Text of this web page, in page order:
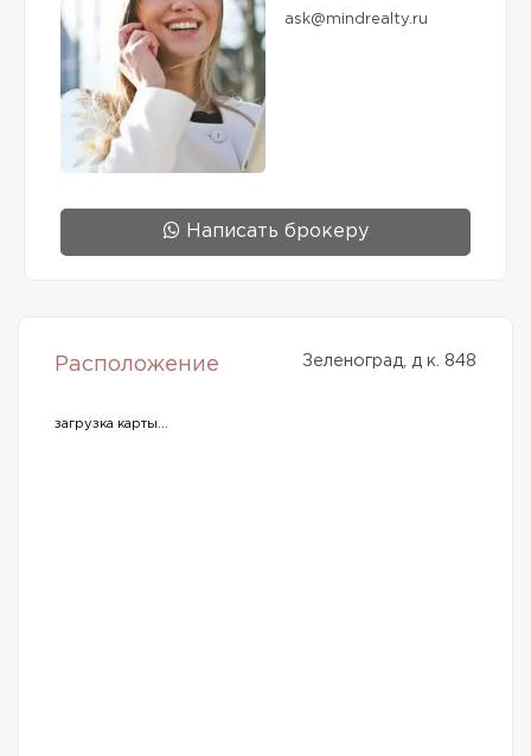
ask@mindrealty.ru
Написать брокеру
Расположение Зеленоград, д к. 848
загрузка карты...